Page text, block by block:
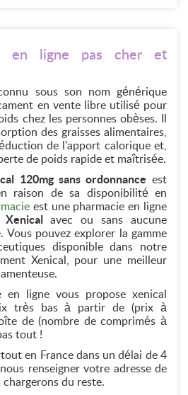
en ligne pas cher et
sous son nom générique
en vente libre utilisé pour
chez les personnes obèses. Il
des graisses alimentaires,
de l'apport calorique et,
de poids rapide et maîtrisée.
120mg sans ordonnance est
raison de sa disponibilité en
est une pharmacie en ligne
Xenicalavec ou sans aucune
Vous pouvez explorer la gamme
disponible dans notre
Xenical, pour une meilleur
en ligne vous propose xenical
très bas à partir de (prix à
de (nombre de comprimés à
tout !
en France dans un délai de 4
renseigner votre adresse de
du reste.